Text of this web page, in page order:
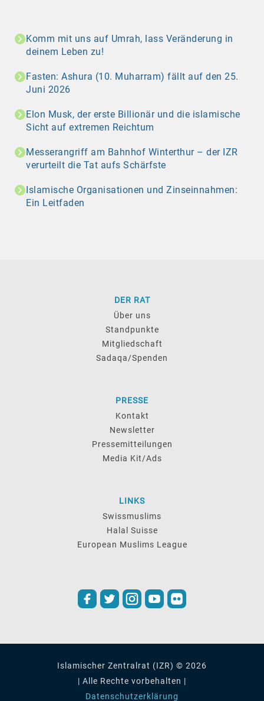
Komm mit uns auf Umrah, lass Veränderung in
deinem Leben zu!
Fasten: Ashura (10. Muharram) fällt auf den 25.
Juni 2026
Elon Musk, der erste Billionär und die islamische
Sicht auf extremen Reichtum
Messerangriff am Bahnhof Winterthur – der IZR
verurteilt die Tat aufs Schärfste
Islamische Organisationen und Zinseinnahmen:
Ein Leitfaden
DER RAT
Über uns
Standpunkte
Mitgliedschaft
Sadaqa/Spenden
PRESSE
Kontakt
Newsletter
Pressemitteilungen
Media Kit/Ads
LINKS
Swissmuslims
Halal Suisse
European Muslims League
Islamischer Zentralrat (IZR) © 2026
| Alle Rechte vorbehalten |
Datenschutzerklärung